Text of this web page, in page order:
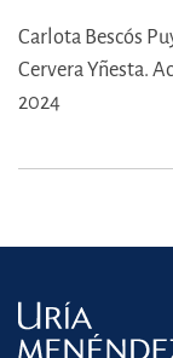
Carlota Bescós
Cervera Yñesta.
2024